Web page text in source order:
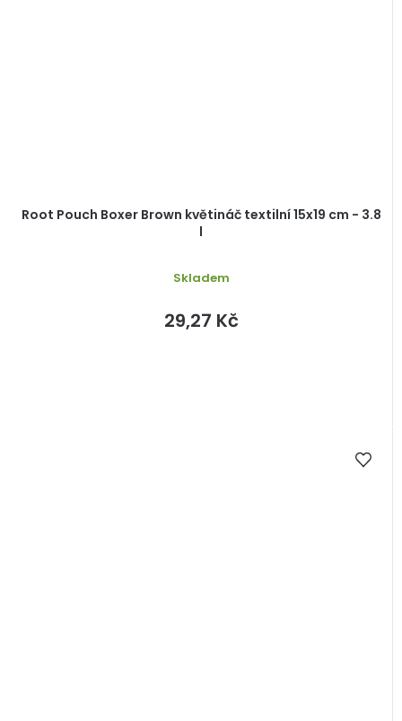
Root Pouch Boxer Brown květináč textilní 15x19 cm - 3.8
l
Skladem
29,27 Kč